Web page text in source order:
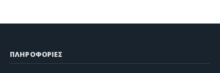
ΠΛΗΡΟΦΟΡΙΕΣ